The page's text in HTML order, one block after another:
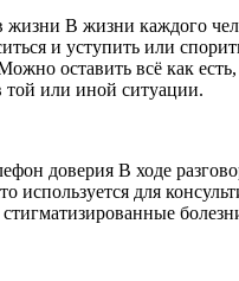
В жизни каждого
и уступить или
оставить всё как
той или иной ситуации.
доверия В ходе
используется для